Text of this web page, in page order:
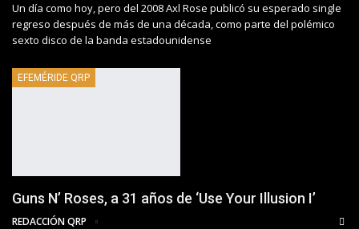
Un día como hoy, pero del 2008 Axl Rose publicó su esperado single
regreso después de más de una década, como parte del polémico
sexto disco de la banda estadounidense
EFEMÉRIDE QRP
Guns N’ Roses, a 31 años de ‘Use Your Illusion I’
REDACCIÓN QRP